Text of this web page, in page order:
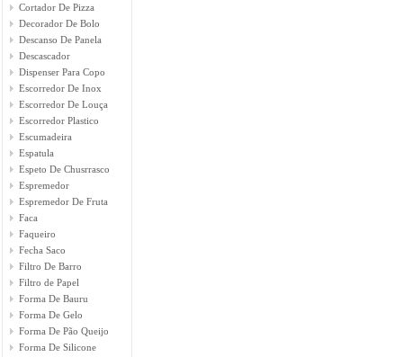
Cortador De Pizza
Decorador De Bolo
Descanso De Panela
Descascador
Dispenser Para Copo
Escorredor De Inox
Escorredor De Louça
Escorredor Plastico
Escumadeira
Espatula
Espeto De Chusrrasco
Espremedor
Espremedor De Fruta
Faca
Faqueiro
Fecha Saco
Filtro De Barro
Filtro de Papel
Forma De Bauru
Forma De Gelo
Forma De Pão Queijo
Forma De Silicone